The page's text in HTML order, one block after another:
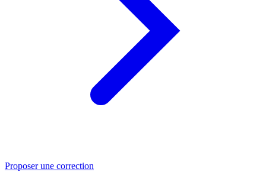
Proposer une correction